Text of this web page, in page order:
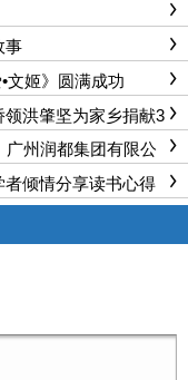
事
文姬》圆满成功
洪肇坚为家乡捐献3
广州润都集团有限公
会
倾情分享读书心得